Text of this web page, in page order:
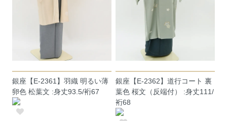
銀座【E-2361】羽織 明るい薄
卵色 松葉文 :身丈93.5/裄67
銀座【E-2362】道行コート 裏
葉色 桜文（反端付） :身丈111/
裄68